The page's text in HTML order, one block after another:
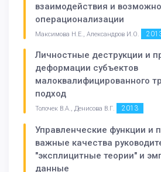
взаимодействия и
операционализации
Максимова Н.Е., Александров И.О.
Личностные деструкции и
деформации субъектов
малоквалифицированного
подход
Толочек В.А., Денисова В.Г. 2013
Управленческие функции и
важные качества
"эксплицитные теории" и
данные